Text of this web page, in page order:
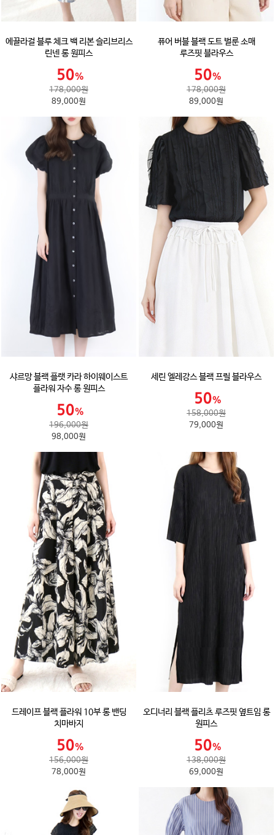
에끌라걸 블루 체크 백 리본 슬리브리스
린넨 롱 원피스
178,000원
89,000원
퓨어 버블 블랙 도트 벌룬 소매
루즈핏 블라우스
178,000원
89,000원
샤르망 블랙 플랫 카라 하이웨이스트
플라워 자수 롱 원피스
196,000원
98,000원
세린 엘레강스 블랙 프릴 블라우스
158,000원
79,000원
드레이프 블랙 플라워 10부 롱 밴딩
치마바지
156,000원
78,000원
오디너리 블랙 플리츠 루즈핏 옆트임 롱
원피스
138,000원
69,000원